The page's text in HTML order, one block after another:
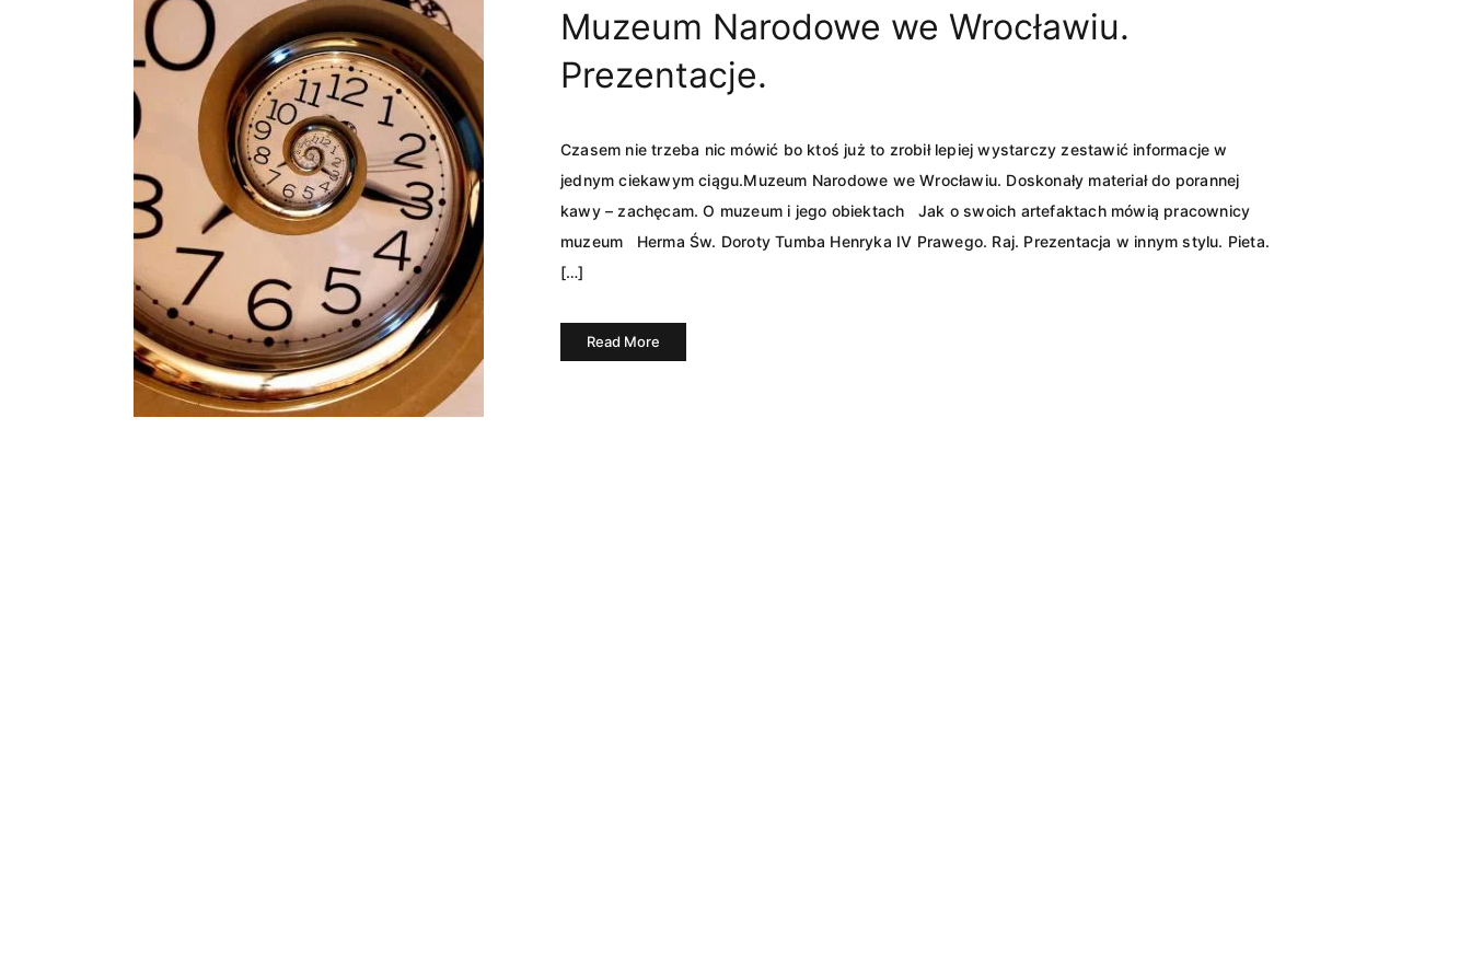
Muzeum Narodowe we Wrocławiu.
Prezentacje.
Czasem nie trzeba nic mówić bo ktoś już to zrobił lepiej wystarczy zestawić informacje w
jednym ciekawym ciągu.Muzeum Narodowe we Wrocławiu. Doskonały materiał do porannej
kawy – zachęcam. O muzeum i jego obiektach Jak o swoich artefaktach mówią pracownicy
muzeum Herma Św. Doroty Tumba Henryka IV Prawego. Raj. Prezentacja w innym stylu. Pieta.
[…]
Read More